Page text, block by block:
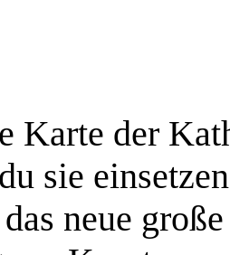
Karte der
sie
neue